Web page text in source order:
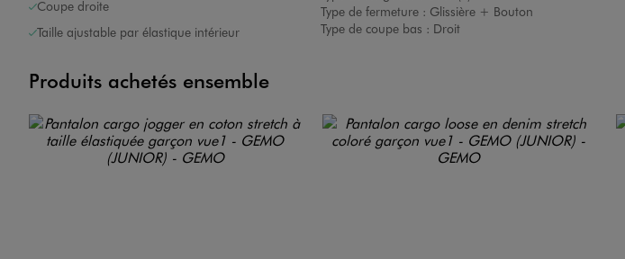
Coupe droite
Taille ajustable par élastique intérieur
Type de fermeture : Glissière + Bouton
Type de coupe bas : Droit
Produits achetés ensemble